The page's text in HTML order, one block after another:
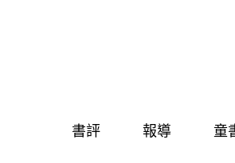
書評 報導 童